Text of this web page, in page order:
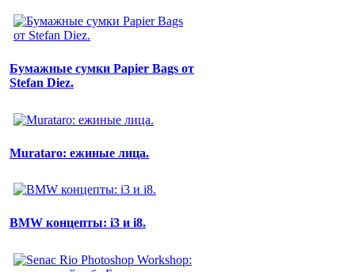
Бумажные сумки Papier Bags от
Stefan Diez.
Murataro: ежиные лица.
BMW концепты: i3 и i8.